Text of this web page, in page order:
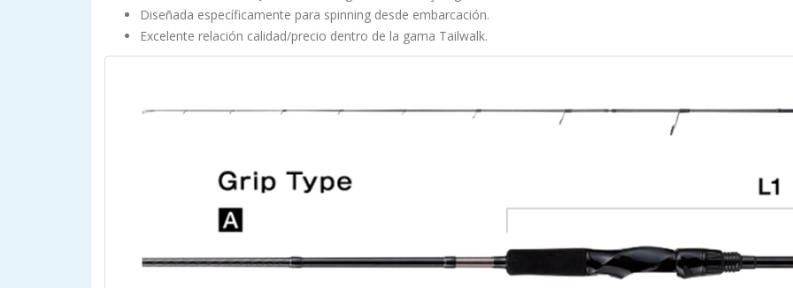
Diseñada específicamente para spinning desde embarcación.
Excelente relación calidad/precio dentro de la gama Tailwalk.